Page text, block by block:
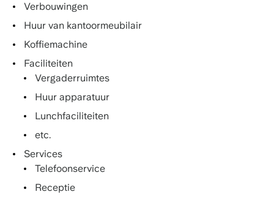
Verbouwingen
Huur van kantoormeubilair
Koffiemachine
Faciliteiten
Vergaderruimtes
Huur apparatuur
Lunchfaciliteiten
etc.
Services
Telefoonservice
Receptie